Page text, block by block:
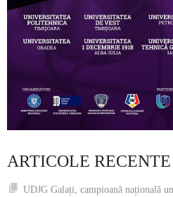
ARTICOLE RECENTE
UDJG Galați, campioană națională